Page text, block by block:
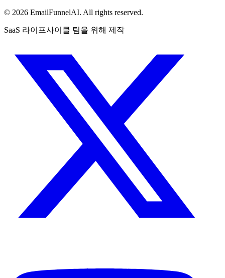
© 2026 EmailFunnelAI. All rights reserved.
SaaS 라이프사이클 팀을 위해 제작